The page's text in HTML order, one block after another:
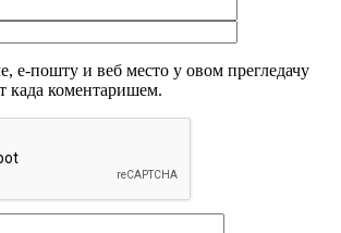
е-пошту и веб место у овом прегледачу
када коментаришем.